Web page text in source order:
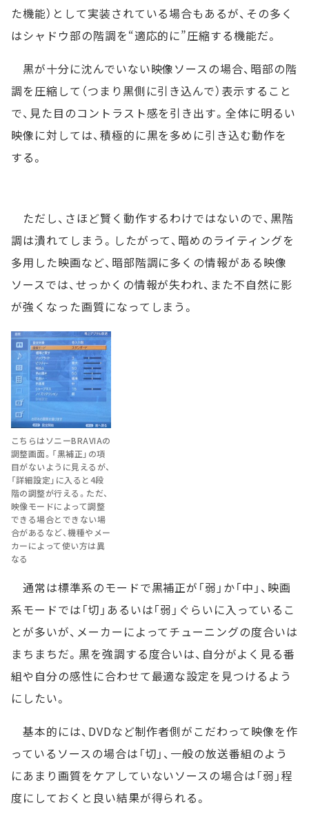
た機能）として実装されている場合もあるが、その多く
はシャドウ部の階調を“適応的に”圧縮する機能だ。
黒が十分に沈んでいない映像ソースの場合、暗部の階
調を圧縮して（つまり黒側に引き込んで）表示すること
で、見た目のコントラスト感を引き出す。全体に明るい
映像に対しては、積極的に黒を多めに引き込む動作を
する。
ただし、さほど賢く動作するわけではないので、黒階
調は潰れてしまう。したがって、暗めのライティングを
多用した映画など、暗部階調に多くの情報がある映像
ソースでは、せっかくの情報が失われ、また不自然に影
が強くなった画質になってしまう。
こちらはソニーBRAVIAの
調整画面。「黒補正」の項
目がないように見えるが、
「詳細設定」に入ると4段
階の調整が行える。ただ、
映像モードによって調整
できる場合とできない場
合があるなど、機種やメー
カーによって使い方は異
なる
通常は標準系のモードで黒補正が「弱」か「中」、映画
系モードでは「切」あるいは「弱」ぐらいに入っているこ
とが多いが、メーカーによってチューニングの度合いは
まちまちだ。黒を強調する度合いは、自分がよく見る番
組や自分の感性に合わせて最適な設定を見つけるよう
にしたい。
基本的には、DVDなど制作者側がこだわって映像を作
っているソースの場合は「切」、一般の放送番組のよう
にあまり画質をケアしていないソースの場合は「弱」程
度にしておくと良い結果が得られる。